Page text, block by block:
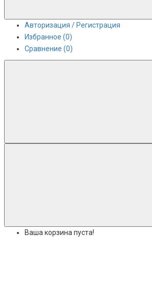
Авторизация / Регистрация
Избранное (0)
Сравнение (0)
Ваша корзина пуста!